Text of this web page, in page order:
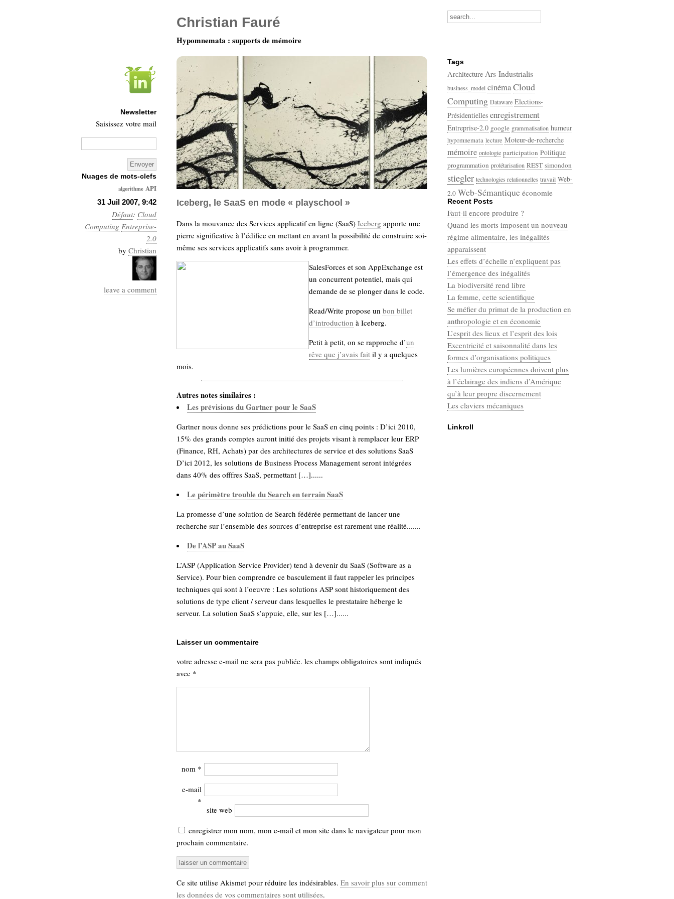
31 Juil 2007, 9:42
Défaut: Cloud
Computing Entreprise-
2.0
by Christian
leave a comment
Iceberg, le SaaS en mode « playschool »
Dans la mouvance des Services applicatif en ligne (SaaS) Iceberg apporte une
pierre significative à l’édifice en mettant en avant la possibilité de construire soi-
même ses services applicatifs sans avoir à programmer.
SalesForces et son AppExchange est
un concurrent potentiel, mais qui
demande de se plonger dans le code.
Read/Write propose un bon billet
d’introduction à Iceberg.
Petit à petit, on se rapproche d’un
rêve que j’avais fait il y a quelques
mois.
Autres notes similaires :
Les prévisions du Gartner pour le SaaS
Gartner nous donne ses prédictions pour le SaaS en cinq points : D’ici 2010,
15% des grands comptes auront initié des projets visant à remplacer leur ERP
(Finance, RH, Achats) par des architectures de service et des solutions SaaS
D’ici 2012, les solutions de Business Process Management seront intégrées
dans 40% des offfres SaaS, permettant […]......
Le périmètre trouble du Search en terrain SaaS
La promesse d’une solution de Search fédérée permettant de lancer une
recherche sur l’ensemble des sources d’entreprise est rarement une réalité.......
De l’ASP au SaaS
L’ASP (Application Service Provider) tend à devenir du SaaS (Software as a
Service). Pour bien comprendre ce basculement il faut rappeler les principes
techniques qui sont à l’oeuvre : Les solutions ASP sont historiquement des
solutions de type client / serveur dans lesquelles le prestataire héberge le
serveur. La solution SaaS s’appuie, elle, sur les […]......
Laisser un commentaire
votre adresse e-mail ne sera pas publiée. les champs obligatoires sont indiqués
avec *
nom *
e-mail
*
site web
enregistrer mon nom, mon e-mail et mon site dans le navigateur pour mon
prochain commentaire.
Ce site utilise Akismet pour réduire les indésirables. En savoir plus sur comment
les données de vos commentaires sont utilisées.
Recent Posts
Faut-il encore produire ?
Quand les morts imposent un nouveau
régime alimentaire, les inégalités
apparaissent
Les effets d’échelle n’expliquent pas
l’émergence des inégalités
La biodiversité rend libre
La femme, cette scientifique
Se méfier du primat de la production en
anthropologie et en économie
L’esprit des lieux et l’esprit des lois
Excentricité et saisonnalité dans les
formes d’organisations politiques
Les lumières européennes doivent plus
à l’éclairage des indiens d’Amérique
qu’à leur propre discernement
Les claviers mécaniques
Linkroll
Christian Fauré
Hypomnemata : supports de mémoire
Newsletter
Saisissez votre mail
Nuages de mots-clefs
algorithme API
Architecture
Ars-
Industrialis
business_model
cinéma
Cloud
Tags
Architecture Ars-Industrialis
business_model cinémaCloud
Computing Dataware Elections-
Présidentielles enregistrement
Entreprise-2.0 google grammatisation humeur
hypomnemata lecture Moteur-de-recherche
mémoire ontologie participation Politique
programmation prolétarisation REST simondon
stiegler technologies relationnelles travail Web-
2.0 Web-Sémantique économie
écriture
Categories
Défaut